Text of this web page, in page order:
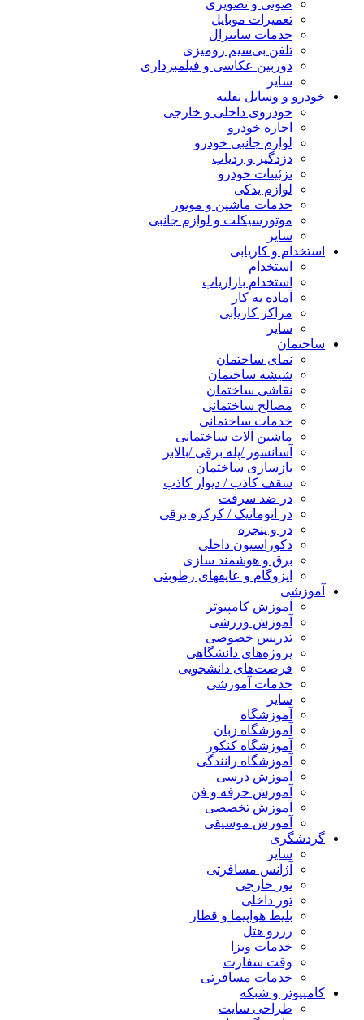
صوتی و تصویری
تعمیرات موبایل
خدمات سانترال
تلفن بی‌سیم رومیزی
دوربین عکاسی و فیلمبرداری
سایر
خودرو و وسایل نقلیه
خودروی داخلی و خارجی
اجاره خودرو
لوازم جانبی خودرو
دزدگیر و ردیاب
تزئینات خودرو
لوازم یدکی
خدمات ماشین و موتور
موتورسیکلت و لوازم جانبی
سایر
استخدام و کاریابی
استخدام
استخدام بازاریاب
آماده به کار
مراکز کاریابی
سایر
ساختمان
نمای ساختمان
شیشه ساختمان
نقاشی ساختمان
مصالح ساختمانی
خدمات ساختمانی
ماشین آلات ساختمانی
آسانسور /پله برقی /بالابر
بازسازی ساختمان
سقف کاذب / دیوار کاذب
در ضد سرقت
در اتوماتیک / کرکره برقی
در و پنجره
دکوراسیون داخلی
برق و هوشمند سازی
ایزوگام و عایقهای رطوبتی
آموزشی
آموزش کامپیوتر
آموزش ورزشی
تدریس خصوصی
پروژه‌های دانشگاهی
فرصت‌های دانشجویی
خدمات آموزشی
سایر
آموزشگاه
آموزشگاه زبان
آموزشگاه کنکور
آموزشگاه رانندگی
آموزش درسی
آموزش حرفه و فن
آموزش تخصصی
آموزش موسیقی
گردشگری
سایر
آژانس مسافرتی
تور خارجی
تور داخلی
بلیط هواپیما و قطار
رزرو هتل
خدمات ویزا
وقت سفارت
خدمات مسافرتی
کامپیوتر و شبکه
طراحی سایت